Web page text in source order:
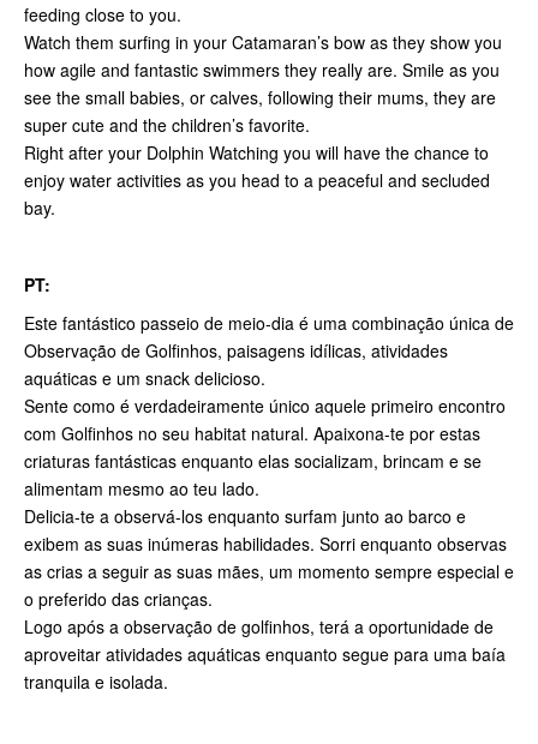
feeding close to you.
Watch them surfing in your Catamaran’s bow as they show you
how agile and fantastic swimmers they really are. Smile as you
see the small babies, or calves, following their mums, they are
super cute and the children’s favorite.
Right after your Dolphin Watching you will have the chance to
enjoy water activities as you head to a peaceful and secluded
bay.
PT:
Este fantástico passeio de meio-dia é uma combinação única de
Observação de Golfinhos, paisagens idílicas, atividades
aquáticas e um snack delicioso.
Sente como é verdadeiramente único aquele primeiro encontro
com Golfinhos no seu habitat natural. Apaixona-te por estas
criaturas fantásticas enquanto elas socializam, brincam e se
alimentam mesmo ao teu lado.
Delicia-te a observá-los enquanto surfam junto ao barco e
exibem as suas inúmeras habilidades. Sorri enquanto observas
as crias a seguir as suas mães, um momento sempre especial e
o preferido das crianças.
Logo após a observação de golfinhos, terá a oportunidade de
aproveitar atividades aquáticas enquanto segue para uma baía
tranquila e isolada.